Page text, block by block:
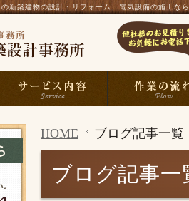
新築建物の設計・リフォーム、電気設備の施工な
HOME ブログ記事一覧
ブログ記事一